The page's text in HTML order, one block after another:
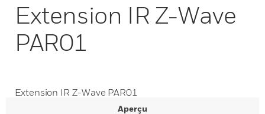
Extension IR Z-Wave
PAR01
Extension IR Z-Wave PAR01
Aperçu